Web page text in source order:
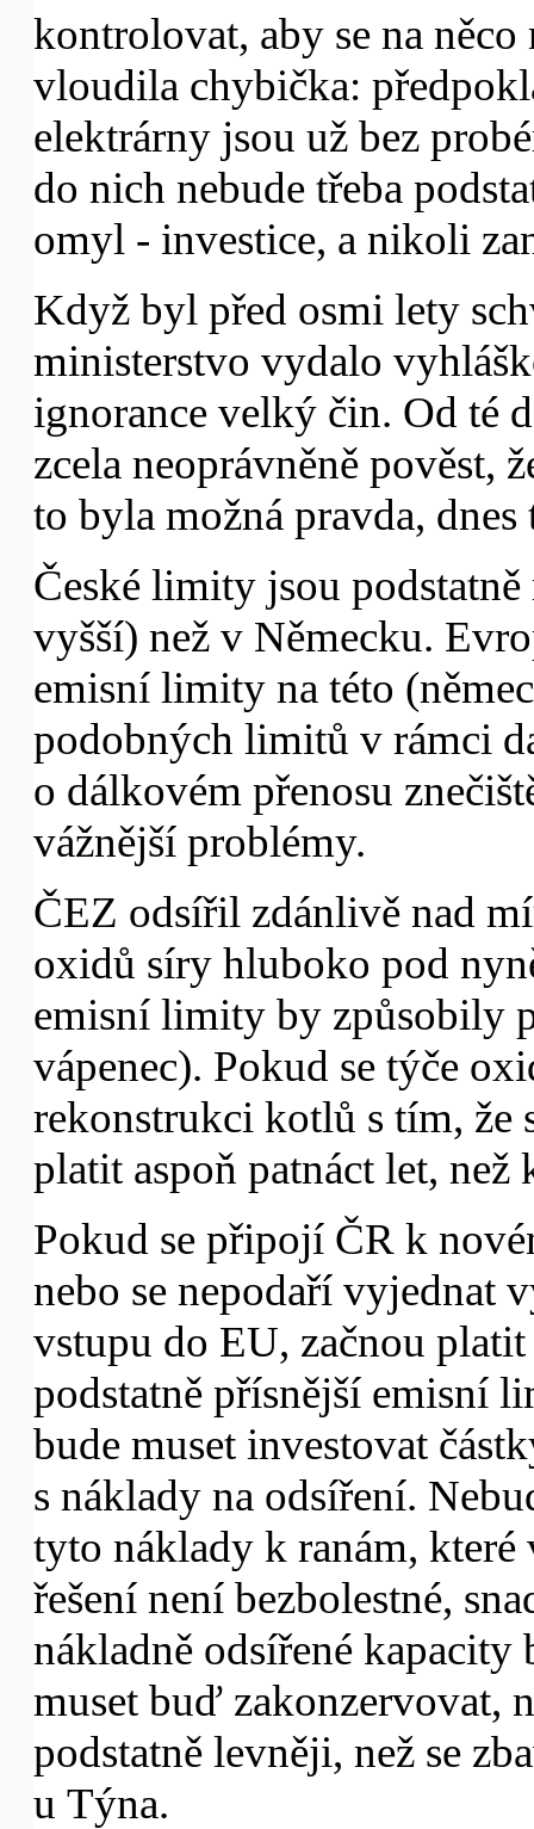
kontrolovat, aby se na něco
vloudila chybička:
elektrárny jsou už bez
do nich nebude třeba
omyl - investice, a nikoli
Když byl před osmi lety
ministerstvo vydalo
ignorance velký čin. Od té
zcela neoprávněně pověst,
to byla možná pravda,
České limity jsou
vyšší) než v Německu.
emisní limity na této
podobných limitů v rámci
o dálkovém přenosu
vážnější problémy.
ČEZ odsířil zdánlivě nad
oxidů síry hluboko pod
emisní limity by způsobily
vápenec). Pokud se týče
rekonstrukci kotlů s tím, že
platit aspoň patnáct let,
Pokud se připojí ČR k
nebo se nepodaří vyjednat
vstupu do EU, začnou
podstatně přísnější emisní
bude muset investovat
s náklady na odsíření.
tyto náklady k ranám,
řešení není bezbolestné,
nákladně odsířené
muset buď zakonzervovat,
podstatně levněji, než se
u Týna.